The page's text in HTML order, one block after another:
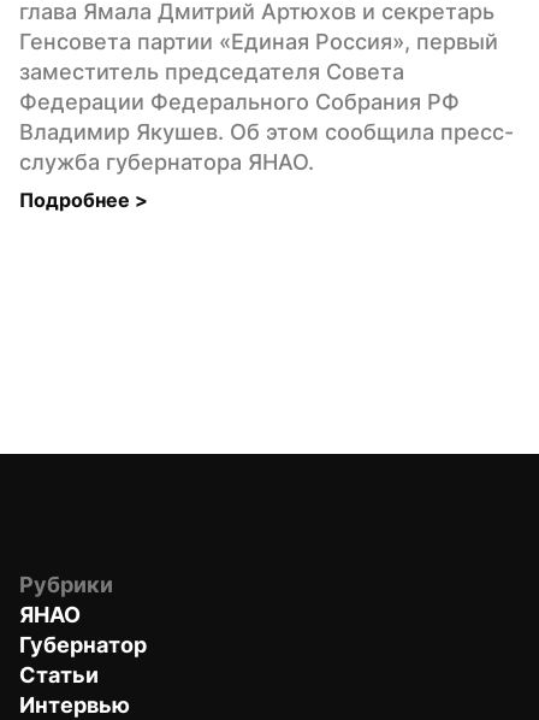
глава Ямала Дмитрий Артюхов и секретарь
Генсовета партии «Единая Россия», первый
заместитель председателя Совета
Федерации Федерального Собрания РФ
Владимир Якушев. Об этом сообщила пресс-
служба губернатора ЯНАО.
Подробнее >
Рубрики
ЯНАО
Губернатор
Статьи
Интервью